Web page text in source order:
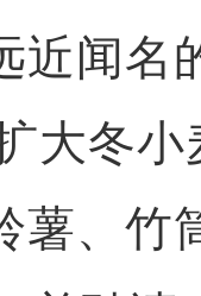
近闻名
大冬
薯、竹